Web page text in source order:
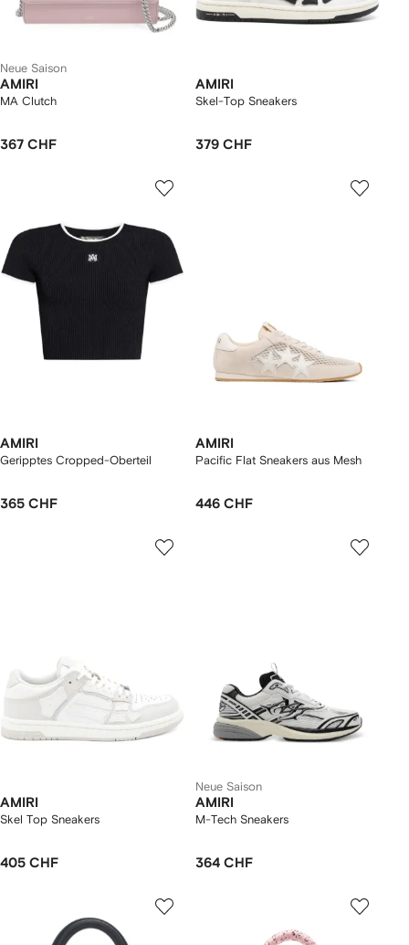
Neue Saison
AMIRI
MA Clutch
367 CHF
AMIRI
Skel-Top Sneakers
379 CHF
AMIRI
Geripptes Cropped-Oberteil
365 CHF
AMIRI
Pacific Flat Sneakers aus Mesh
446 CHF
AMIRI
Skel Top Sneakers
405 CHF
Neue Saison
AMIRI
M-Tech Sneakers
364 CHF